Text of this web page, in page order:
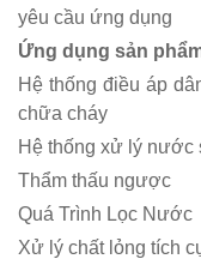
yêu cầu ứng dụng
Ứng dụng sản
Hệ thống điều áp
chữa cháy
Hệ thống xử lý nước
Thẩm thấu ngược
Quá Trình Lọc Nước
Xử lý chất lỏng tích